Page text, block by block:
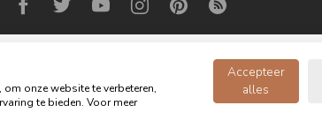
- the furniture store - Powered by
onze website te verbeteren,
te bieden. Voor meer
Accepteer
alles